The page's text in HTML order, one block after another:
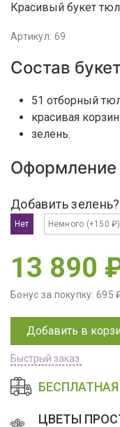
Красивый букет
Артикул: 69
Состав
51 отборный
красивая
зелень.
Оформление
Добавить зелень?
Нет Немного (+150 ₽)
13 890
Бонус за покупку: 695
Добавить в
Быстрый заказ
БЕСПЛАТНАЯ
ЦВЕТЫ